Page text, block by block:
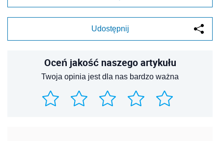
Udostępnij
Oceń jakość naszego artykułu
Twoja opinia jest dla nas bardzo ważna